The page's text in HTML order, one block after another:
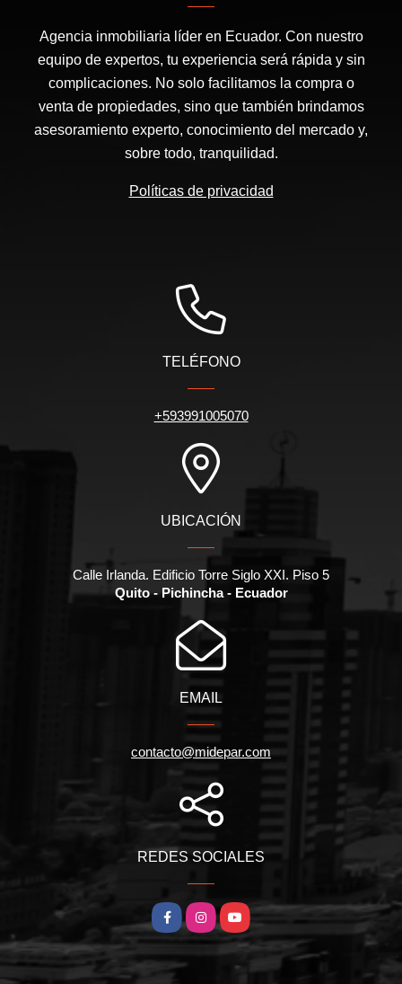
Agencia inmobiliaria líder en Ecuador. Con nuestro
equipo de expertos, tu experiencia será rápida y sin
complicaciones. No solo facilitamos la compra o
venta de propiedades, sino que también brindamos
asesoramiento experto, conocimiento del mercado y,
sobre todo, tranquilidad.
Políticas de privacidad
TELÉFONO
+593991005070
UBICACIÓN
Calle Irlanda. Edificio Torre Siglo XXI. Piso 5
Quito - Pichincha - Ecuador
EMAIL
contacto@midepar.com
REDES SOCIALES
FacebookInstagramYouTube